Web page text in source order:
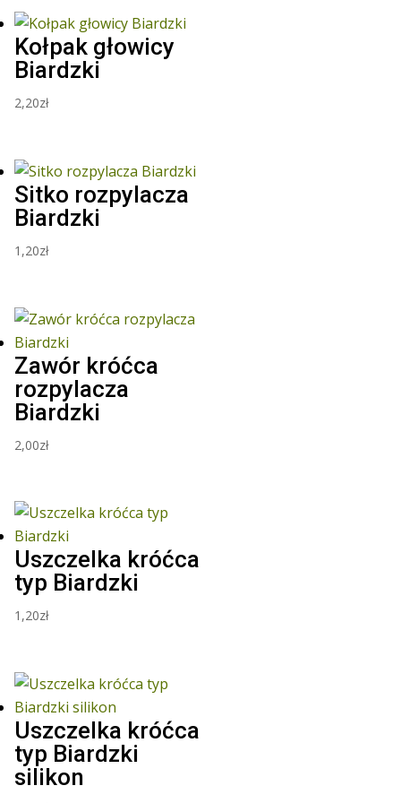
Kołpak głowicy
Biardzki
2,20zł
Sitko rozpylacza
Biardzki
1,20zł
Zawór króćca
rozpylacza
Biardzki
2,00zł
Uszczelka króćca
typ Biardzki
1,20zł
Uszczelka króćca
typ Biardzki
silikon